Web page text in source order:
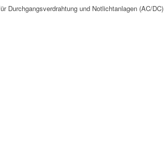
Durchgangsverdrahtung und Notlichtanlagen (AC/DC)